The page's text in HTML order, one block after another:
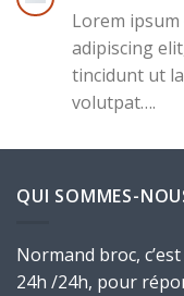
Lorem
adipiscing
tincidunt ut
volutpat….
QUI SOMMES-
Normand broc,
24h /24h, pour